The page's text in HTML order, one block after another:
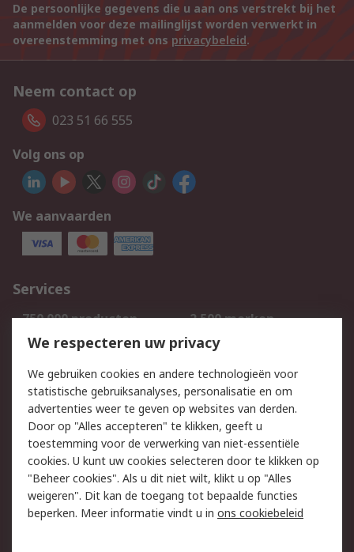
De persoonlijke gegevens die u aan ons verstrekt bij het
aanmelden voor deze mailinglijst worden verwerkt in
overeenstemming met ons privacybeleid.
Neem contact op
023 51 66 555
Volg ons op
We aanvaarden
Services
750.000 producten
2.500 merken
Bestellen
Inkoopoplossingen
Track & Trace
Wettelijk
Cookiebeleid
Email veiligheid
Privacybeleid
Websitevoorwaarden
Algemene
verkoopvoorwaarden
We respecteren uw privacy
We gebruiken cookies en andere technologieën voor
statistische gebruiksanalyses, personalisatie en om
advertenties weer te geven op websites van derden.
Door op "Alles accepteren" te klikken, geeft u
toestemming voor de verwerking van niet-essentiële
cookies. U kunt uw cookies selecteren door te klikken op
"Beheer cookies". Als u dit niet wilt, klikt u op "Alles
weigeren". Dit kan de toegang tot bepaalde functies
beperken. Meer informatie vindt u in ons cookiebeleid